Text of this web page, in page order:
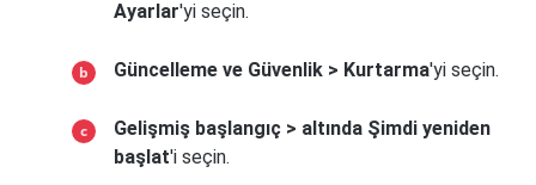
Ayarlar'yi seçin.
Güncelleme ve Güvenlik > Kurtarma'yi seçin.
Gelişmiş başlangıç > altında Şimdi yeniden
başlat'i seçin.